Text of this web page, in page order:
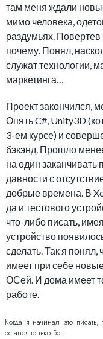
там меня ждали
мимо человека,
раздумьях. Повертев
почему. Понял,
служат технологии,
маркетинга…
Проект закончился,
Опять C#, Unity3D
3-ем курсе) и
бэкэнд. Прошло
на один
давности с
добрые времена. В
да и тестового
что-либо писать,
устройство
сделать. Так я
имеет при себе
ОСей. И дома имеет
работе.
Когда я начинал это
остался только Бог.